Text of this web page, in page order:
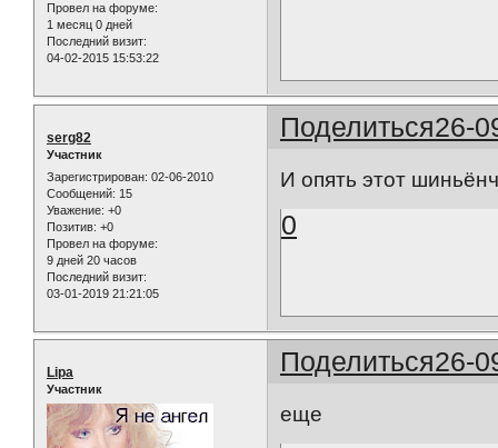
Провел на форуме:
1 месяц 0 дней
Последний визит:
04-02-2015 15:53:22
Поделиться26-
serg82
Участник
Зарегистрирован: 02-06-2010
Сообщений: 15
Уважение: +0
Позитив: +0
Провел на форуме:
9 дней 20 часов
Последний визит:
03-01-2019 21:21:05
И опять этот
0
Поделиться26-
Lipa
Участник
еще